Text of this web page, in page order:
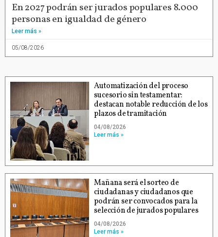
En 2027 podrán ser jurados populares 8.000
personas en igualdad de género
Leer más »
05/08/2026
Automatización del proceso
sucesorio sin testamentar:
destacan notable reducción de los
plazos de tramitación
04/08/2026
Leer más »
Mañana será el sorteo de
ciudadanas y ciudadanos que
podrán ser convocados para la
selección de jurados populares
04/08/2026
Leer más »